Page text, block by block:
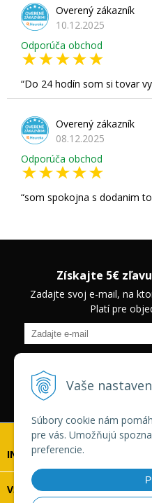
Vaše
Súbory cookie nám
pre vás. Umožňujú
preferencie.
Overený zákazník
10.12.2025
Odporúča obchod
Do 24 hodín som si tovar
Overený zákazník
08.12.2025
Odporúča obchod
som spokojna s dodanim
Získajte 5€
Zadajte svoj e-mail, na
Platí pre
zľavách na vybrané produkty.
zákazníkov.
INFOLINKA
VŠETKO O NÁKUPE